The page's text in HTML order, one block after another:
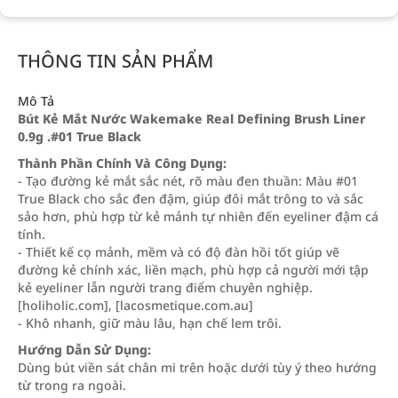
THÔNG TIN SẢN PHẨM
Mô Tả
Bút Kẻ Mắt Nước Wakemake Real Defining Brush Liner
0.9g .#01 True Black
Thành Phần Chính Và Công Dụng:
- Tạo đường kẻ mắt sắc nét, rõ màu đen thuần: Màu #01
True Black cho sắc đen đậm, giúp đôi mắt trông to và sắc
sảo hơn, phù hợp từ kẻ mảnh tự nhiên đến eyeliner đậm cá
tính.
- Thiết kế cọ mảnh, mềm và có độ đàn hồi tốt giúp vẽ
đường kẻ chính xác, liền mạch, phù hợp cả người mới tập
kẻ eyeliner lẫn người trang điểm chuyên nghiệp.
[holiholic.com], [lacosmetique.com.au]
- Khô nhanh, giữ màu lâu, hạn chế lem trôi.
Hướng Dẫn Sử Dụng:
Dùng bút viền sát chân mi trên hoặc dưới tùy ý theo hướng
từ trong ra ngoài.